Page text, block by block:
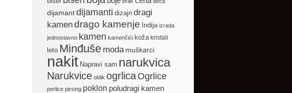
dijamantdijamanti dizajn dragi
kamendrago kamenje Indija izrada
jednostavno kamen kamenčići koža kristali
leto Minđuše moda muškarci
nakit Napravi sam narukvica
Narukvice oblik ogrlicaOgrlice
perlice pirsing poklon poludragi kamen